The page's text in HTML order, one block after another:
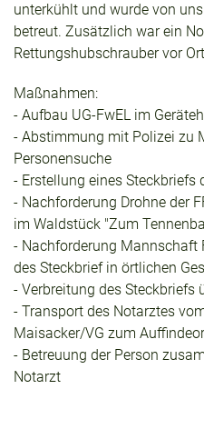
unterkühlt und wurde von
betreut. Zusätzlich war ein
Rettungshubschrauber vor
Maßnahmen:
- Aufbau UG-FwEL im
- Abstimmung mit Polizei zu
Personensuche
- Erstellung eines Steckbriefs
- Nachforderung Drohne der
im Waldstück "Zum
- Nachforderung Mannschaft
des Steckbrief in örtlichen
- Verbreitung des Steckbriefs
- Transport des Notarztes
Maisacker/VG zum
- Betreuung der Person
Notarzt